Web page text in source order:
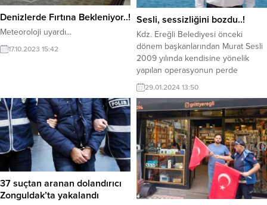
Ereğli’den katılan gazeteciler ise
yaptıkları konuşmada ‘Ereğli’nin İl...
Denizlerde Fırtına Bekleniyor..!
Meteoroloji uyardı...
17.10.2023 15:42
Sesli, sessizliğini bozdu..!
Kdz. Ereğli Belediyesi önceki
dönem başkanlarından Murat Sesli
2009 yılında kendisine yönelik
yapılan operasyonun perde
arkasını, uğradığı iftira ve kumpas
ile yaşadığı mağduriyeti anlattı.
29.01.2024 13:50
37 suçtan aranan dolandırıcı
Zonguldak’ta yakalandı